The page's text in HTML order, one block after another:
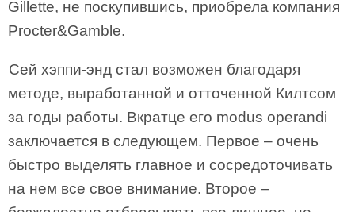
Gillette, не поскупившись, приобрела компания
Procter&Gamble.
Сей хэппи-энд стал возможен благодаря
методе, выработанной и отточенной Килтсом
за годы работы. Вкратце его modus operandi
заключается в следующем. Первое – очень
быстро выделять главное и сосредоточивать
на нем все свое внимание. Второе –